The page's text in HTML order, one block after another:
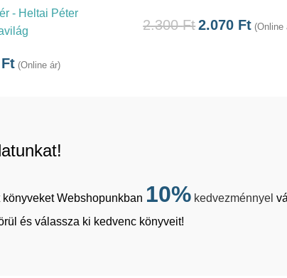
- Heltai Péter
Ft (Online ár)
2.300Ft2.070 Ft (Online
Webshopunkban 10% kedvezménnyel
és válassza ki kedvenc könyveit!